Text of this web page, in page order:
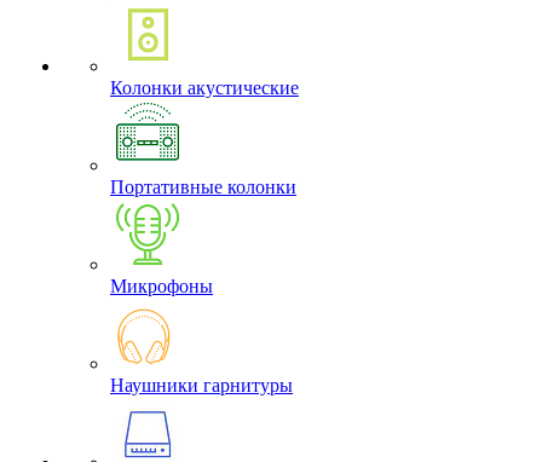
Колонки акустические
Портативные колонки
Микрофоны
Наушники гарнитуры